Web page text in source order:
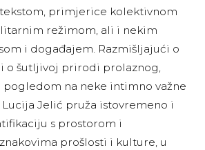
primjerice kolektivnom
režimom, ali i nekim
i događajem. Razmišljajući o
o šutljivoj prirodi prolaznog,
na neke intimno važne
Jelić pruža istovremeno i
s prostorom i
prošlosti i kulture, u